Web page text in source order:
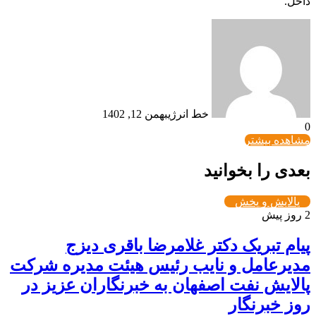
خط انرژیبهمن 12, 1402
0
مشاهده بیشتر
بعدی را بخوانید
پالایش و پخش
2 روز پیش
پیام تبریک دکتر غلامرضا باقری دیزج
مدیرعامل و نایب رئیس هیئت مدیره شرکت
پالایش نفت اصفهان به خبرنگاران عزیز در
روز خبرنگار